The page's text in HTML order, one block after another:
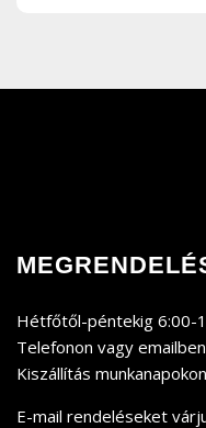
Hétfőtől-péntekig 6:00-
Telefonon vagy
Kiszállítás
E-mail rendeléseket